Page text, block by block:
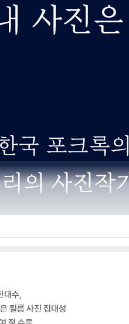
대수,
필름 사진 집대성